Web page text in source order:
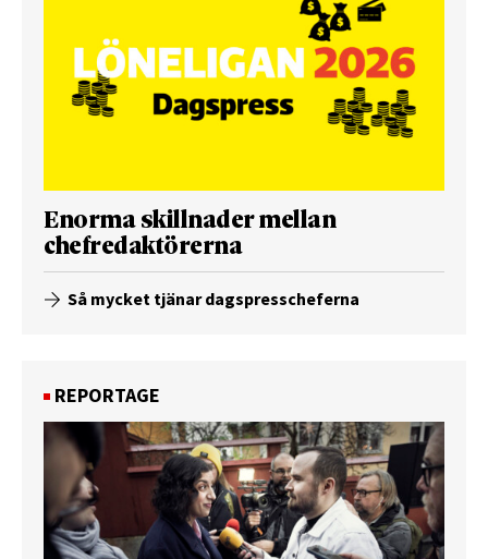
Enorma skillnader mellan
chefredaktörerna
Så mycket tjänar dagspresscheferna
REPORTAGE